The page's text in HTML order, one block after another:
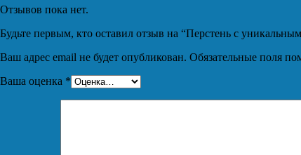
Отзывов пока нет.
Будьте первым, кто оставил отзыв на “Перстень с
Ваш адрес email не будет опубликован. Обязательные поля
Ваша оценка *